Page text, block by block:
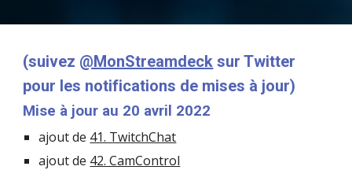
(suivez @MonStreamdeck sur Twitter
pour les notifications de mises à jour)
Mise à jour au 20 avril 2022
ajout de 41. TwitchChat
ajout de 42. CamControl